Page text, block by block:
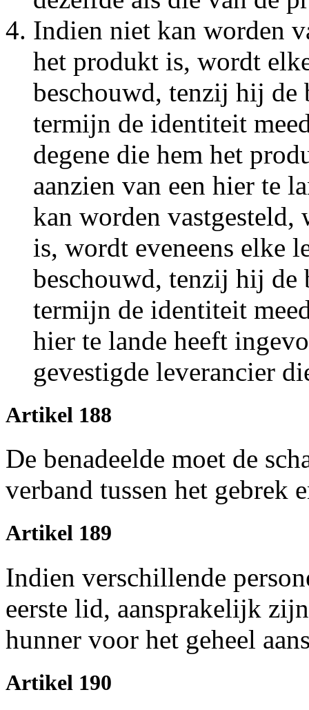
Indien niet kan worden
het produkt is, wordt
beschouwd, tenzij hij de
termijn de identiteit
degene die hem het
aanzien van een hier te
kan worden
is, wordt eveneens elke
beschouwd, tenzij hij de
termijn de identiteit
hier te lande heeft
gevestigde leverancier
Artikel 188
De benadeelde moet de
verband tussen het gebrek
Artikel 189
Indien verschillende
eerste lid, aansprakelijk
hunner voor het geheel
Artikel 190